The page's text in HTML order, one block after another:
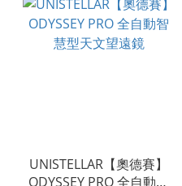
UNISTELLAR【奧德賽】
ODYSSEY PRO 全自動智